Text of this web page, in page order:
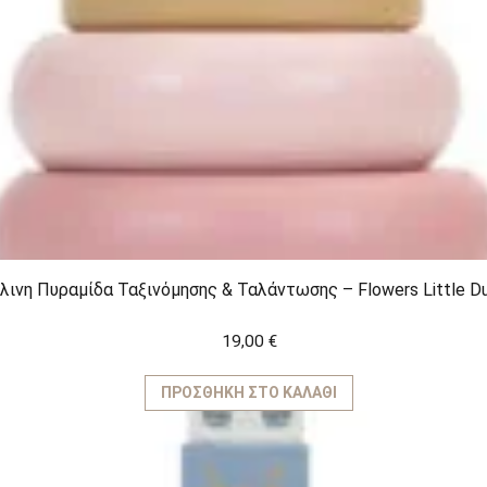
Πυραμίδα Ταξινόμησης & Ταλάντωσης – Flowers Little
19,00 €
ΠΡΟΣΘΉΚΗ ΣΤΟ ΚΑΛΆΘΙ